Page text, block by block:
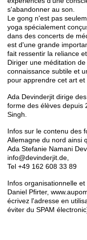
s'abandonner au son.
Le gong n'est pas
yoga spécialement
dans des concerts de
est d'une grande
fait ressentir la reliance
Diriger une méditation
connaissance subtile et
pour apprendre cet art
Ada Devinderjit dirige
forme des élèves depuis
Singh.
Infos sur le contenu des
Allemagne du nord ainsi
Ada Stefanie Namani
info@devinderjit.de,
Tel +49 162 608 33 89
Infos organisationnelle et
Daniel Pfirter,
écrivez l'adresse en
éviter du SPAM